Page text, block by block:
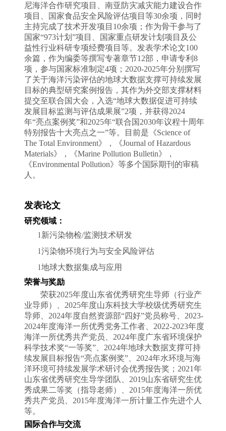
尼海洋合作研究项目、南亚防灾减灾能力建设合作
项目、国家食品安全风险评估项目等30余项，同时
主持完成了技术开发项目 10余项；作为骨干参与了
国家“973计划”项目、国家重点研发计划项目及公
益性行业科研专项经费项目等。发表学术论文100
余篇， 作为编委等撰写专著章节12部 ，申请专利 8
项，参与国家标准制定4项； 2020-2025年分别 撰写
了关于海洋污染评估的地球大数据支撑可持续发展
目标的典型研究案例报告，其作为外交部支撑材料
提交至联合国大会 ，入选“地球大数据促进可持续
发展目标监测与评估成果展”2项，并获得2024
年“亮点案例奖”和2025年“联合国 2030年议程十周年
特别报告十大亮点之一”等。目 前是 《Science of
The Total Environment》 ， 《Journal of Hazardous
Materials》 ， 《Marine Pollution Bulletin》
，
《Environmental Pollution》等多个国际期刊的审稿
人 。
发表论文
研究领域：
l 新污染物检/监测技术研发
l污染物环境行为与安全风险评估
l地球大数据集成与应用
荣誉与奖励
荣获2025年度山东省优秀研究生导师（行业产
业导师）、 2025年度山东科技大学校级优秀研究生
导师、 2024年度自然资源部“四好”党员称号、 2023-
2024年度海洋一所优秀党务工作者、 2022-2023年度
海洋一所优秀共产党员、 2024年度广东省环境保护
科学技术奖“一等奖”、 2024年地球大数据支撑可持
续发展目标报告“亮点案例奖”、 2024年水环境与海
洋环境可持续发展学术研讨会优秀报告奖； 2021年
山东省优秀研究生导学团队
2019山东省研究生优
秀成果二等奖 （指导老师）、 2015年度海洋一所优
秀共产党员、 2015年度海洋一所计量工作先进个人
等。
国际合作与交流